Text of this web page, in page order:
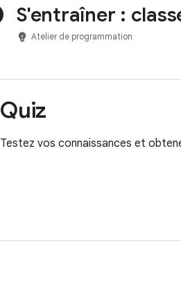
S'entraîner :
emoji_objects Atelier de programmation
Quiz
Testez vos connaissances et